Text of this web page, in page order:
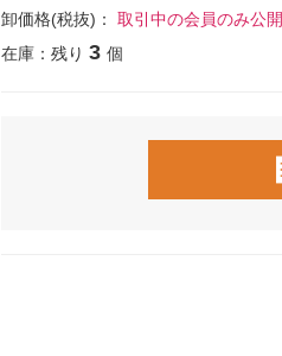
卸価格(税抜)： 取引中の会員のみ公開
在庫：残り 3 個